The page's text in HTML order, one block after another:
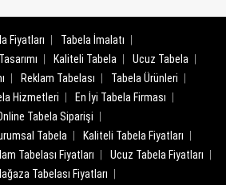
Fiyatları
Tabela İmalatı
Kaliteli Tabela
Ucuz Tabela
Reklam Tabelası
Tabela Ürünleri
Hizmetleri
En İyi Tabela Firması
Tabela Siparişi
Tabela
Kaliteli Tabela Fiyatları
Tabelası Fiyatları
Ucuz Tabela Fiyatları
Tabelası Fiyatları